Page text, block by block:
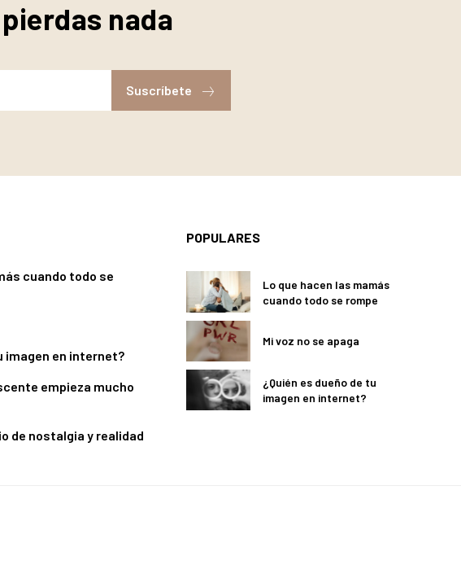
nada
Suscríbete
cuando todo se
imagen en internet?
empieza mucho
de nostalgia y realidad
POPULARES
Lo que hacen las mamás
cuando todo se rompe
Mi voz no se apaga
¿Quién es dueño de tu
imagen en internet?